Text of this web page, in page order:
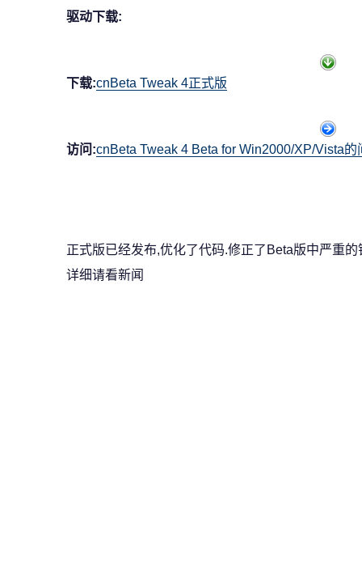
驱动下载:
下载:cnBeta Tweak 4正式版
访问:cnBeta Tweak 4 Beta for Win2000/XP/Vista
正式版已经发布,优化了代码.修正了Beta版中严重的
详细请看新闻